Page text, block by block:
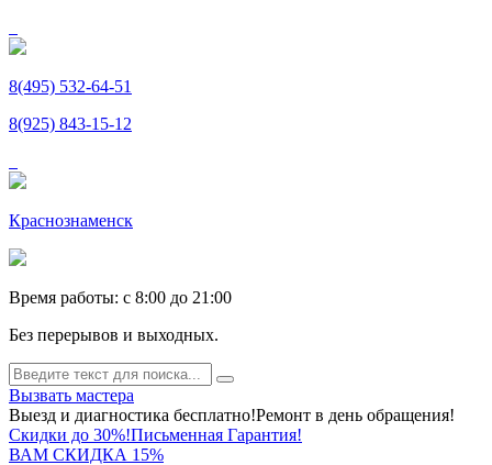
8(495) 532-64-51
8(925) 843-15-12
Краснознаменск
Время работы: c 8:00 до 21:00
Без перерывов и выходных.
Вызвать мастера
Выезд и диагностика бесплатно!Ремонт в день обращения!
Скидки до 30%!Письменная Гарантия!
ВАМ СКИДКА 15%